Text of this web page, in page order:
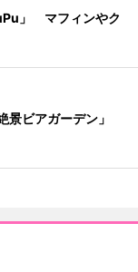
」 マフィンやク
景ビアガーデン」